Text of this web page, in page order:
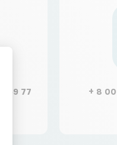
:
59 77
+ 8